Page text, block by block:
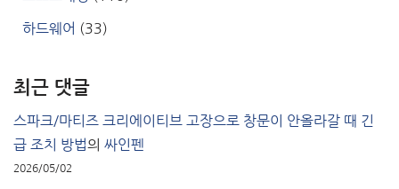
하드웨어 (33)
최근 댓글
스파크/마티즈 크리에이티브 고장으로 창문이 안올라갈 때 긴
급 조치 방법의 싸인펜
2026/05/02